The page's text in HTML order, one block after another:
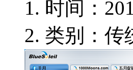
时间：
类别：传